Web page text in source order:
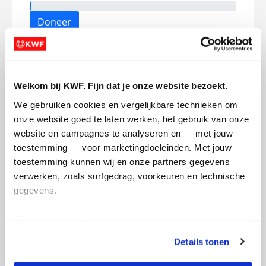
Welkom bij KWF. Fijn dat je onze website bezoekt.
We gebruiken cookies en vergelijkbare technieken om
onze website goed te laten werken, het gebruik van onze
website en campagnes te analyseren en — met jouw
toestemming — voor marketingdoeleinden. Met jouw
toestemming kunnen wij en onze partners gegevens
verwerken, zoals surfgedrag, voorkeuren en technische
gegevens.
tonen. Je kunt je toestemming op elk moment wijzigen of
intrekken via Cookie instellingen onderaan de pagina. De
Details tonen
Doneer
Jaimy's badges